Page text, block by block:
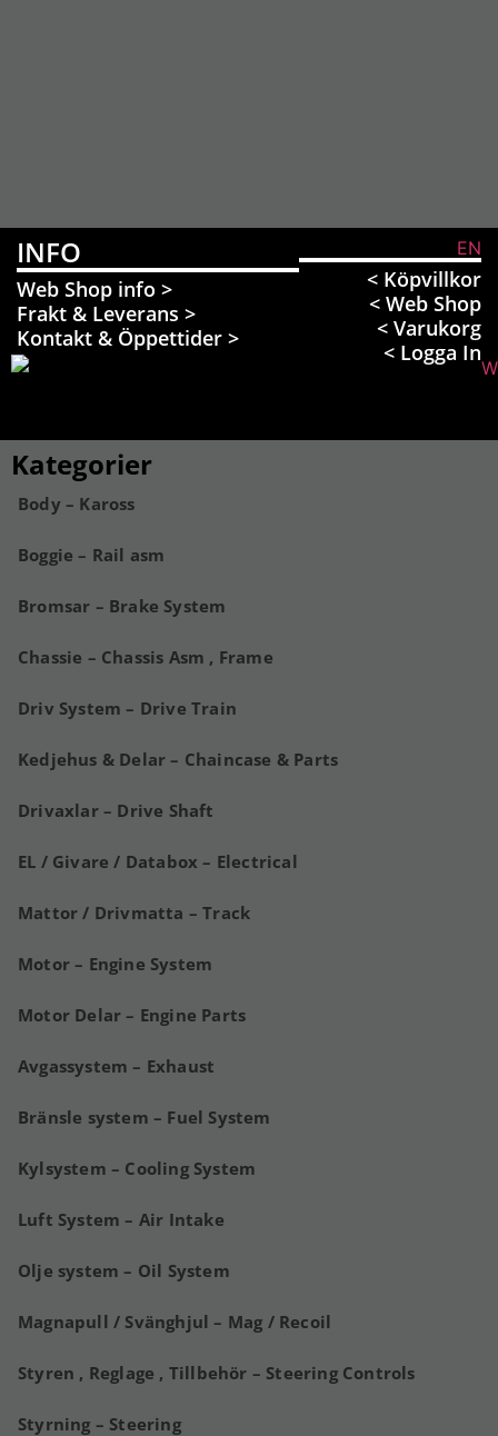
EN
< Köpvillkor
< Web Shop
< Varukorg
< Logga In
INFO
Web Shop info >
Frakt & Leverans >
Kontakt & Öppettider >
Kategorier
Body – Kaross
Boggie – Rail asm
Bromsar – Brake System
Chassie – Chassis Asm , Frame
Driv System – Drive Train
Kedjehus & Delar – Chaincase & Parts
Drivaxlar – Drive Shaft
EL / Givare / Databox – Electrical
Mattor / Drivmatta – Track
Motor – Engine System
Motor Delar – Engine Parts
Avgassystem – Exhaust
Bränsle system – Fuel System
Kylsystem – Cooling System
Luft System – Air Intake
Olje system – Oil System
Magnapull / Svänghjul – Mag / Recoil
Styren , Reglage , Tillbehör – Steering Controls
Styrning – Steering